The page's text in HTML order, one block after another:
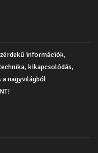
információk,
kikapcsolódás,
nagyvilágból